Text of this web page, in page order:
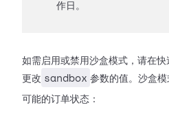
作日。
如需启用或禁用沙盒模式，请在
更改 sandbox 参数的值。沙盒模
可能的订单状态：